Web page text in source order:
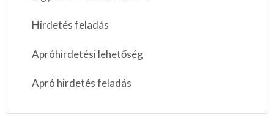
Hirdetés feladás
Apróhirdetési lehetőség
Apró hirdetés feladás